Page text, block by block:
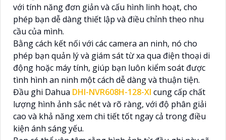
với tính năng đơn giản và cấu hình linh hoạt, cho
phép bạn dễ dàng thiết lập và điều chỉnh theo nhu
cầu của mình.
Bằng cách kết nối với các camera an ninh, nó cho
phép bạn quản lý và giám sát từ xa qua điện thoại di
động hoặc máy tính, giúp bạn luôn kiểm soát được
tình hình an ninh một cách dễ dàng và thuận tiện.
Đầu ghi Dahua DHI-NVR608H-128-XI cung cấp chất
lượng hình ảnh sắc nét và rõ ràng, với độ phân giải
cao và khả năng xem chi tiết tốt ngay cả trong điều
kiện ánh sáng yếu.